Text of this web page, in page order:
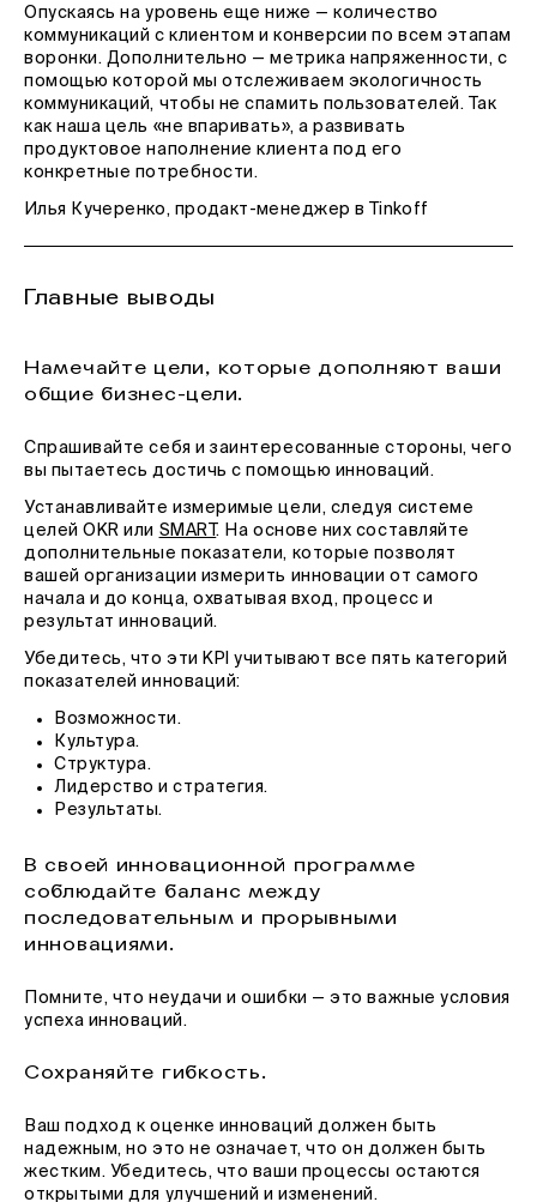
Опускаясь на уровень еще ниже — количество
коммуникаций с клиентом и конверсии по всем этапам
воронки. Дополнительно — метрика напряженности, с
помощью которой мы отслеживаем экологичность
коммуникаций, чтобы не спамить пользователей. Так
как наша цель «не впаривать», а развивать
продуктовое наполнение клиента под его
конкретные потребности.
Илья Кучеренко, продакт-менеджер в Tinkoff
Главные выводы
Намечайте цели, которые дополняют ваши
общие бизнес-цели.
Спрашивайте себя и заинтересованные стороны, чего
вы пытаетесь достичь с помощью инноваций.
Устанавливайте измеримые цели, следуя системе
целей OKR или SMART. На основе них составляйте
дополнительные показатели, которые позволят
вашей организации измерить инновации от самого
начала и до конца, охватывая вход, процесс и
результат инноваций.
Убедитесь, что эти KPI учитывают все пять категорий
показателей инноваций:
Возможности.
Культура.
Структура.
Лидерство и стратегия.
Результаты.
В своей инновационной программе
соблюдайте баланс между
последовательным и прорывными
инновациями.
Помните, что неудачи и ошибки — это важные условия
успеха инноваций.
Сохраняйте гибкость.
Ваш подход к оценке инноваций должен быть
надежным, но это не означает, что он должен быть
жестким. Убедитесь, что ваши процессы остаются
открытыми для улучшений и изменений.